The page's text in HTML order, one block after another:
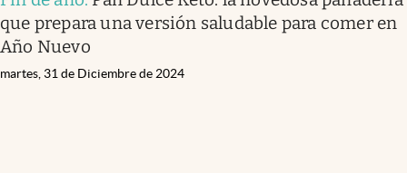
que prepara una versión saludable para comer en
Año Nuevo
martes, 31 de Diciembre de 2024